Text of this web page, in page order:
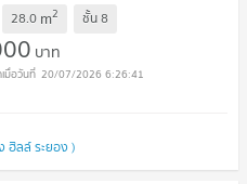
28.0 m2 ชั้น8
บาท
20/07/2026 6:26:41
ฮิลล์ ระยอง )